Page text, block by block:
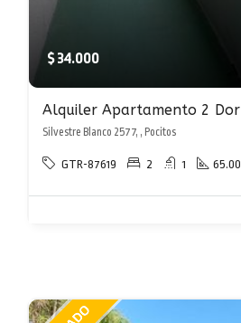
$ 34.000
Silvestre Blanco 2577, , Pocitos
GTR-87619 2 1 65.00